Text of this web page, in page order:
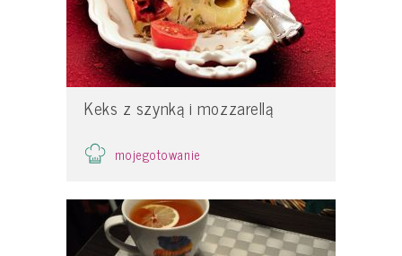
Keks z szynką i mozzarellą
mojegotowanie